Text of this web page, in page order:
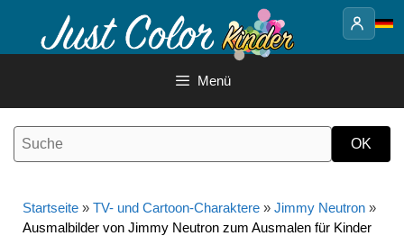
Inhalt
Menü
Startseite » TV- und Cartoon-Charaktere » Jimmy Neutron »
Ausmalbilder von Jimmy Neutron zum Ausmalen für Kinder